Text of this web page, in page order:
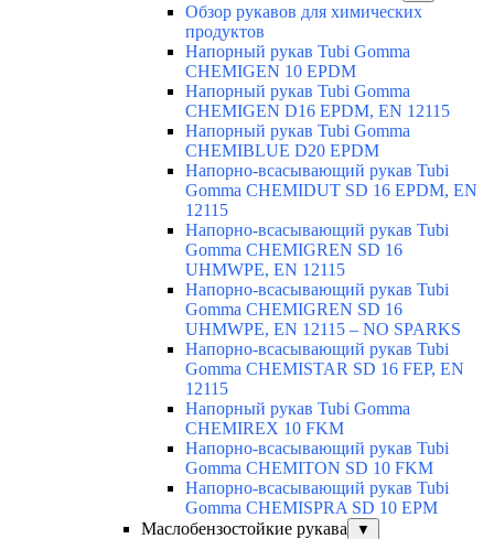
Обзор рукавов для химических
продуктов
Напорный рукав Tubi Gomma
CHEMIGEN 10 EPDM
Напорный рукав Tubi Gomma
CHEMIGEN D16 EPDM, EN 12115
Напорный рукав Tubi Gomma
CHEMIBLUE D20 EPDM
Напорно-всасывающий рукав Tubi
Gomma CHEMIDUT SD 16 EPDM, EN
12115
Напорно-всасывающий рукав Tubi
Gomma CHEMIGREN SD 16
UHMWPE, EN 12115
Напорно-всасывающий рукав Tubi
Gomma CHEMIGREN SD 16
UHMWPE, EN 12115 – NO SPARKS
Напорно-всасывающий рукав Tubi
Gomma CHEMISTAR SD 16 FEP, EN
12115
Напорный рукав Tubi Gomma
CHEMIREX 10 FKM
Напорно-всасывающий рукав Tubi
Gomma CHEMITON SD 10 FKM
Напорно-всасывающий рукав Tubi
Gomma CHEMISPRA SD 10 EPM
Маслобензостойкие рукава
▼